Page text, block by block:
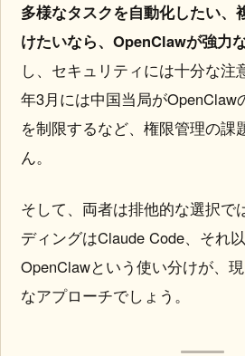
多様なタスクを自動化したい、
けたいなら、OpenClawが強力
し、セキュリティには十分な注
年3月には中国当局がOpenClaw
を制限するなど、権限管理の課
ん。
そして、両者は排他的な選択で
ディングはClaude Code、それ
OpenClawという使い分けが、
なアプローチでしょう。